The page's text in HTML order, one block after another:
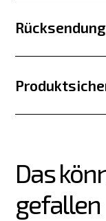
Das
gefallen